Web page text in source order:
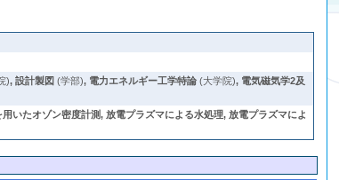
),設計製図 (学部), 電力エネルギー工学特論 (大学院), 電気磁気学2及
いたオゾン密度計測, 放電プラズマによる水処理, 放電プラズマによ